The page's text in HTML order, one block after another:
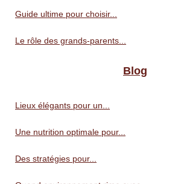
Guide ultime pour choisir...
Le rôle des grands-parents...
Blog
Lieux élégants pour un...
Une nutrition optimale pour...
Des stratégies pour...